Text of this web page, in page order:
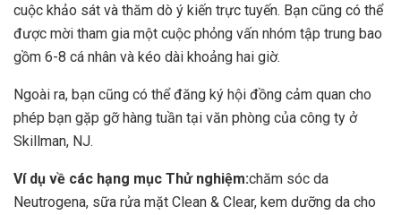
cuộc khảo sát và thăm dò ý kiến ​​trực tuyến. Bạn cũng có thể
được mời tham gia một cuộc phỏng vấn nhóm tập trung bao
gồm 6-8 cá nhân và kéo dài khoảng hai giờ.
Ngoài ra, bạn cũng có thể đăng ký hội đồng cảm quan cho
phép bạn gặp gỡ hàng tuần tại văn phòng của công ty ở
Skillman, NJ.
Ví dụ về các hạng mục Thử nghiệm:chăm sóc da
Neutrogena, sữa rửa mặt Clean & Clear, kem dưỡng da cho